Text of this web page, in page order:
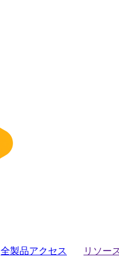
全製品アクセス リソー